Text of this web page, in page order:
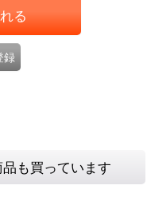
る
録
も買っています